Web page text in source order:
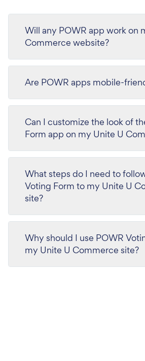
Will any POWR app work on
Commerce website?
Are POWR apps mobile-
Can I customize the look of
Form app on my Unite U
What steps do I need to
Voting Form to my Unite U
site?
Why should I use POWR
my Unite U Commerce site?